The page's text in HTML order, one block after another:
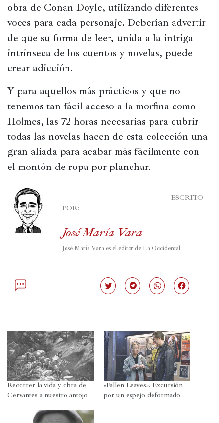
obra de Conan Doyle, utilizando diferentes
voces para cada personaje. Deberían advertir
de que su forma de leer, unida a la intriga
intrínseca de los cuentos y novelas, puede
crear adicción.
Y para aquellos más prácticos y que no
tenemos tan fácil acceso a la morfina como
Holmes, las 72 horas necesarias para cubrir
todas las novelas hacen de esta colección una
gran aliada para acabar más fácilmente con
el montón de ropa por planchar.
POR:
José María Vara
José María Vara es el editor de La Occidental
Haz
(Se
abre
en
una
ventana
nueva)
Haz
(Se
abre
en
una
ventana
nueva)
Haz
(Se
abre
en
una
ventana
nueva)
Haz
(Se
abre
en
una
ventana
nueva)
Recorrer la vida y obra de
Cervantes a nuestro antojo
«Fallen Leaves». Excursión
por un espejo deformado